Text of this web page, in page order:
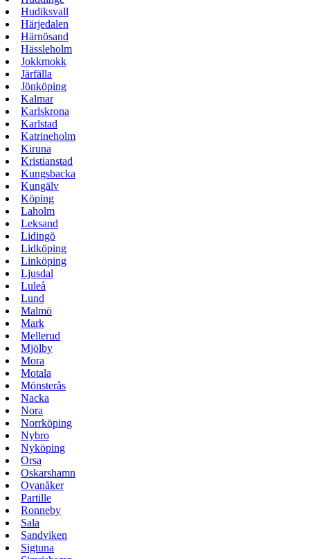
Hudiksvall
Härjedalen
Härnösand
Hässleholm
Jokkmokk
Järfälla
Jönköping
Kalmar
Karlskrona
Karlstad
Katrineholm
Kiruna
Kristianstad
Kungsbacka
Kungälv
Köping
Laholm
Leksand
Lidingö
Lidköping
Linköping
Ljusdal
Luleå
Lund
Malmö
Mark
Mellerud
Mjölby
Mora
Motala
Mönsterås
Nacka
Nora
Norrköping
Nybro
Nyköping
Orsa
Oskarshamn
Ovanåker
Partille
Ronneby
Sala
Sandviken
Sigtuna